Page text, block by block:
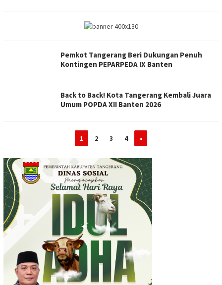
Pemkot Tangerang Beri Dukungan Penuh
Kontingen PEPARPEDA IX Banten
Back to Back! Kota Tangerang Kembali Juara
Umum POPDA XII Banten 2026
1 2 3 4 »